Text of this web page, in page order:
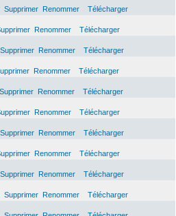
Supprimer Renommer
Télécharger
Renommer
Télécharger
Supprimer Renommer
Télécharger
Renommer
Télécharger
Supprimer Renommer
Télécharger
Renommer
Télécharger
Supprimer Renommer
Télécharger
Renommer
Télécharger
Supprimer Renommer
Télécharger
Supprimer Renommer
Télécharger